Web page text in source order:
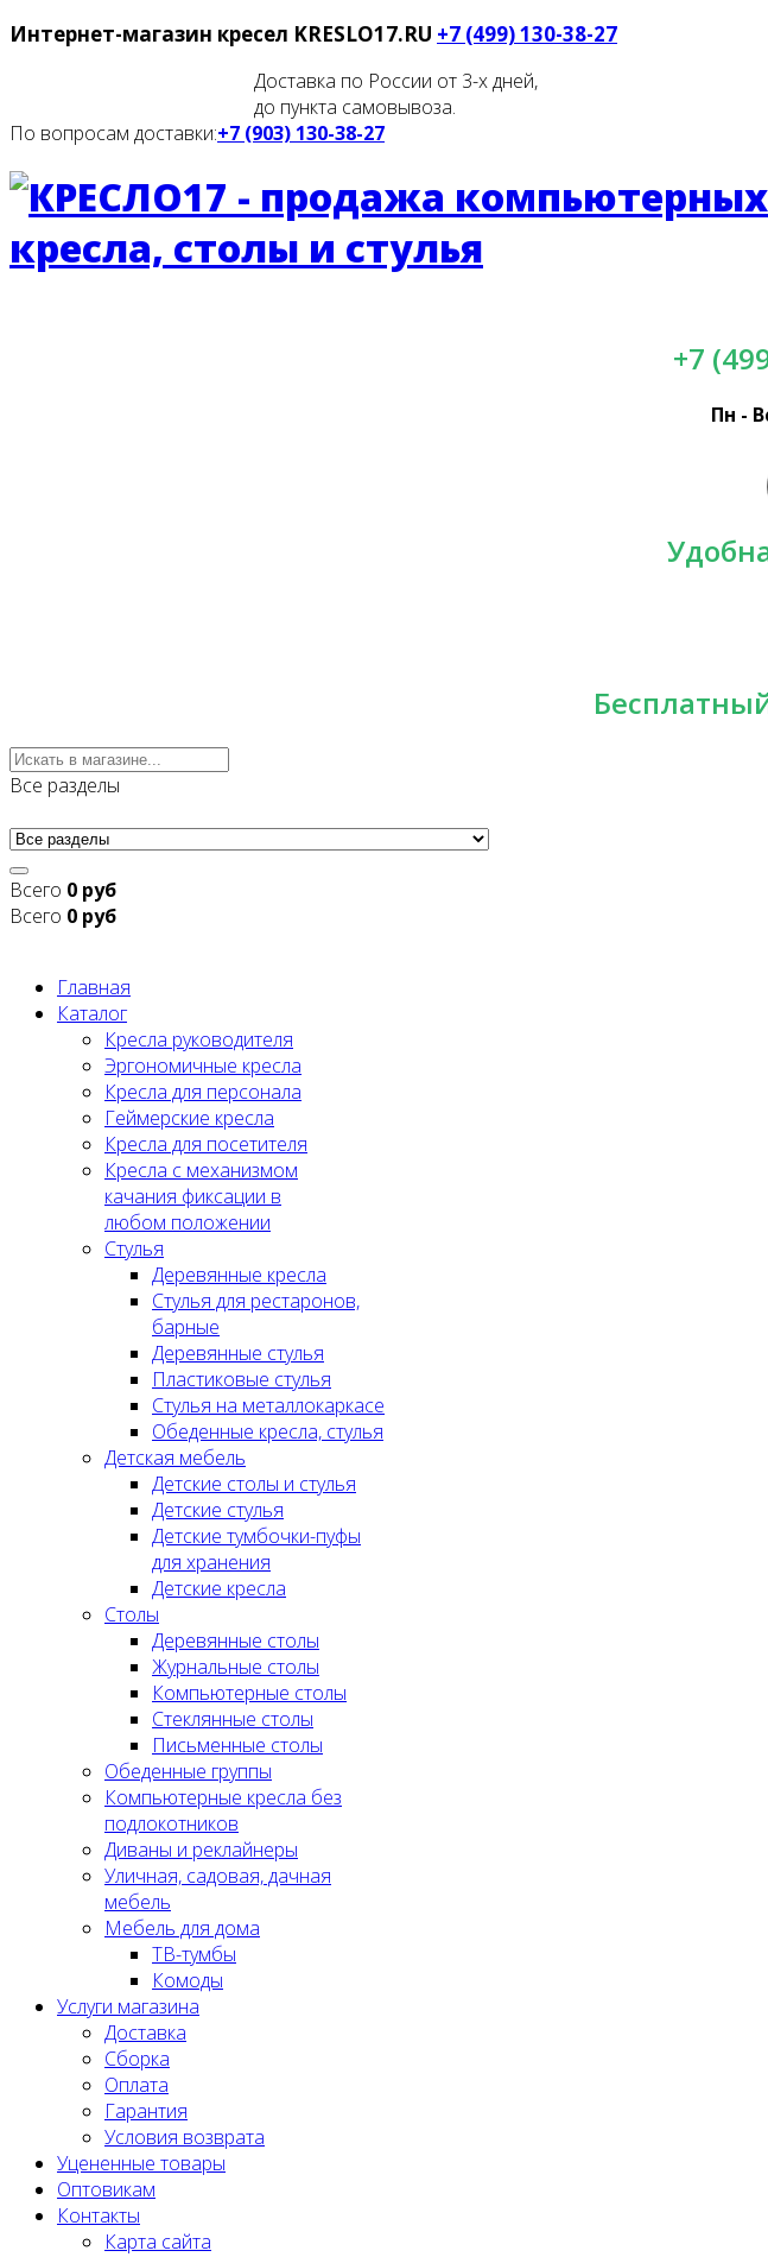
Интернет-магазин кресел KRESLO17.RU +7 (499) 130-38-27
Доставка по России от 3-х дней,
до пункта самовывоза.
По вопросам доставки:+7 (903) 130-38-27
+7
Пн -
Все разделы
Всего 0 руб
Всего 0 руб
Главная
Каталог
Кресла руководителя
Эргономичные кресла
Кресла для персонала
Геймерские кресла
Кресла для посетителя
Кресла с механизмом
качания фиксации в
любом положении
Стулья
Деревянные кресла
Стулья для рестаронов,
барные
Деревянные стулья
Пластиковые стулья
Стулья на металлокаркасе
Обеденные кресла, стулья
Детская мебель
Детские столы и стулья
Детские стулья
Детские тумбочки-пуфы
для хранения
Детские кресла
Столы
Деревянные столы
Журнальные столы
Компьютерные столы
Стеклянные столы
Письменные столы
Обеденные группы
Компьютерные кресла без
подлокотников
Диваны и реклайнеры
Уличная, садовая, дачная
мебель
Мебель для дома
ТВ-тумбы
Комоды
Услуги магазина
Доставка
Сборка
Оплата
Гарантия
Условия возврата
Уцененные товары
Оптовикам
Контакты
Карта сайта